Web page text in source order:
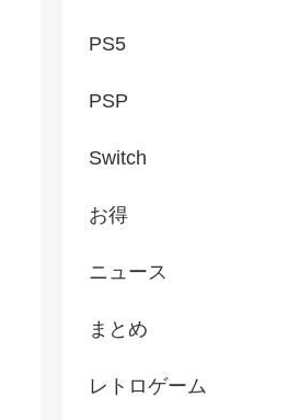
PS5
PSP
Switch
お得
ニュース
まとめ
レトロゲーム